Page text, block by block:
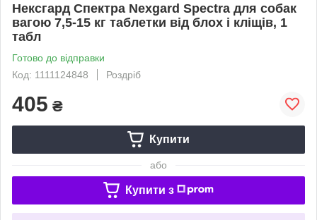
Нексгард Спектра Nexgard Spectra для собак
вагою 7,5-15 кг таблетки від блох і кліщів, 1
табл
Готово до відправки
Код: 1111124848
Роздріб
405 ₴
Купити
або
Купити з